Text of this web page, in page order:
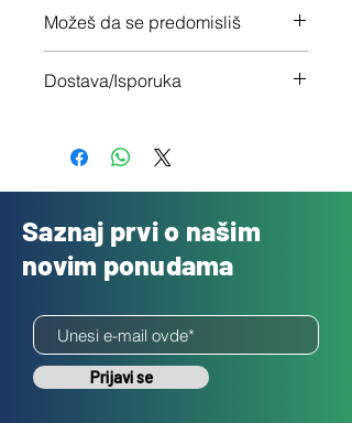
Možeš da se predomisliš
nisi zadovoljan
Dostava/Isporuka
Saznaj prvi o našim
novim ponudama
Prijavi se